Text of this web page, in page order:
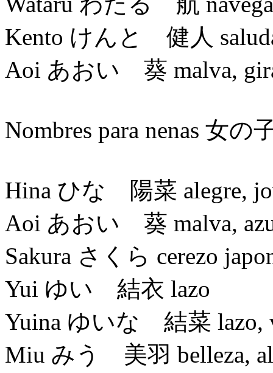
Kento けんと 健人
Aoi あおい 葵 malva,
Nombres para nenas 女の
Hina ひな 陽菜 alegre,
Aoi あおい 葵 malva,
Sakura さくら cerezo
Yui ゆい 結衣 lazo
Yuina ゆいな 結菜 lazo,
Miu みう 美羽 belleza,